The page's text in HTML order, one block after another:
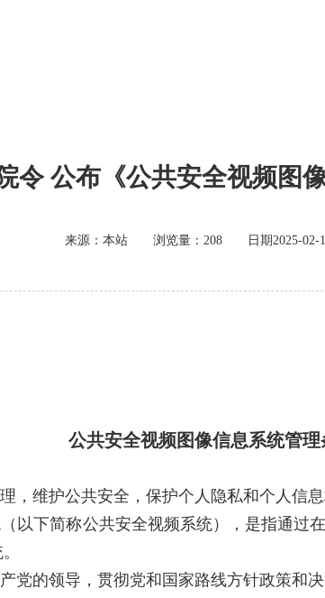
令 公布《公共安全视频图
来源：本站 浏览量：208 日期2025-02-
公共安全视频图像信息系统管理
维护公共安全，保护个人隐私和个人信息
下简称公共安全视频系统），是指通过
的领导，贯彻党和国家路线方针政策和决